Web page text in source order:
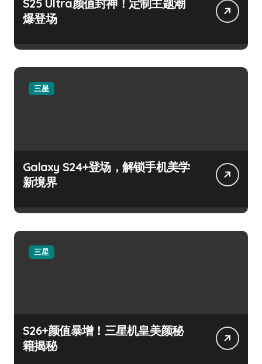
S25 Ultra颜值封神！定制主题潮
爆登场
三星
Galaxy S24+登场，解锁手机美学
新境界
三星
S26+颜值暴增！三星机皇美颜秘
籍揭秘